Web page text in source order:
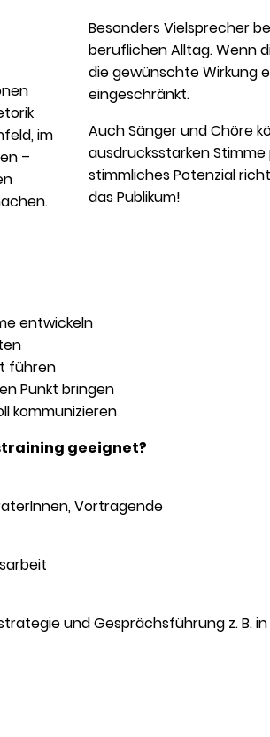
im
–
Besonders Vielsprecher
beruflichen Alltag. Wenn
die gewünschte Wirkung
eingeschränkt.
Auch Sänger und Chöre
ausdrucksstarken
stimmliches Potenzial
das Publikum!
entwickeln
führen
Punkt bringen
kommunizieren
geeignet?
Vortragende
und Gesprächsführung z. B.